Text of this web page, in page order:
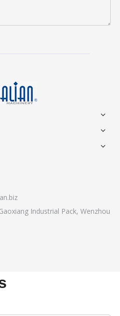
Industrial Pack, Wenzhou